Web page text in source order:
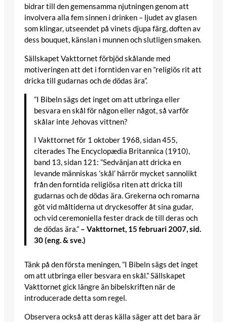
bidrar till den gemensamma njutningen genom att
involvera alla fem sinnen i drinken – ljudet av glasen
som klingar, utseendet på vinets djupa färg, doften av
dess bouquet, känslan i munnen och slutligen smaken.
Sällskapet Vakttornet förbjöd skålande med
motiveringen att det i forntiden var en ”religiös rit att
dricka till gudarnas och de dödas ära”.
”I Bibeln sägs det inget om att utbringa eller
besvara en skål för någon eller något, så varför
skålar inte Jehovas vittnen?
I Vakttornet för 1 oktober 1968, sidan 455,
citerades The Encyclopædia Britannica (1910),
band 13, sidan 121: ”Sedvänjan att dricka en
levande människas ’skål’ härrör mycket sannolikt
från den forntida religiösa riten att dricka till
gudarnas och de dödas ära. Grekerna och romarna
göt vid måltiderna ut dryckesoffer åt sina gudar,
och vid ceremoniella fester drack de till deras och
de dödas ära.” – Vakttornet, 15 februari 2007, sid.
30 (eng. & sve.)
Tänk på den första meningen, ”I Bibeln sägs det inget
om att utbringa eller besvara en skål.” Sällskapet
Vakttornet gick längre än bibelskriften när de
introducerade detta som regel.
Observera också att deras källa säger att det bara är